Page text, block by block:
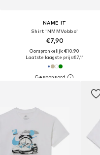
NAME IT
Shirt 'NMMVobbo'
€7,90
Oorspronkelijk: €10,90
Laatste laagste prijs:€7,11